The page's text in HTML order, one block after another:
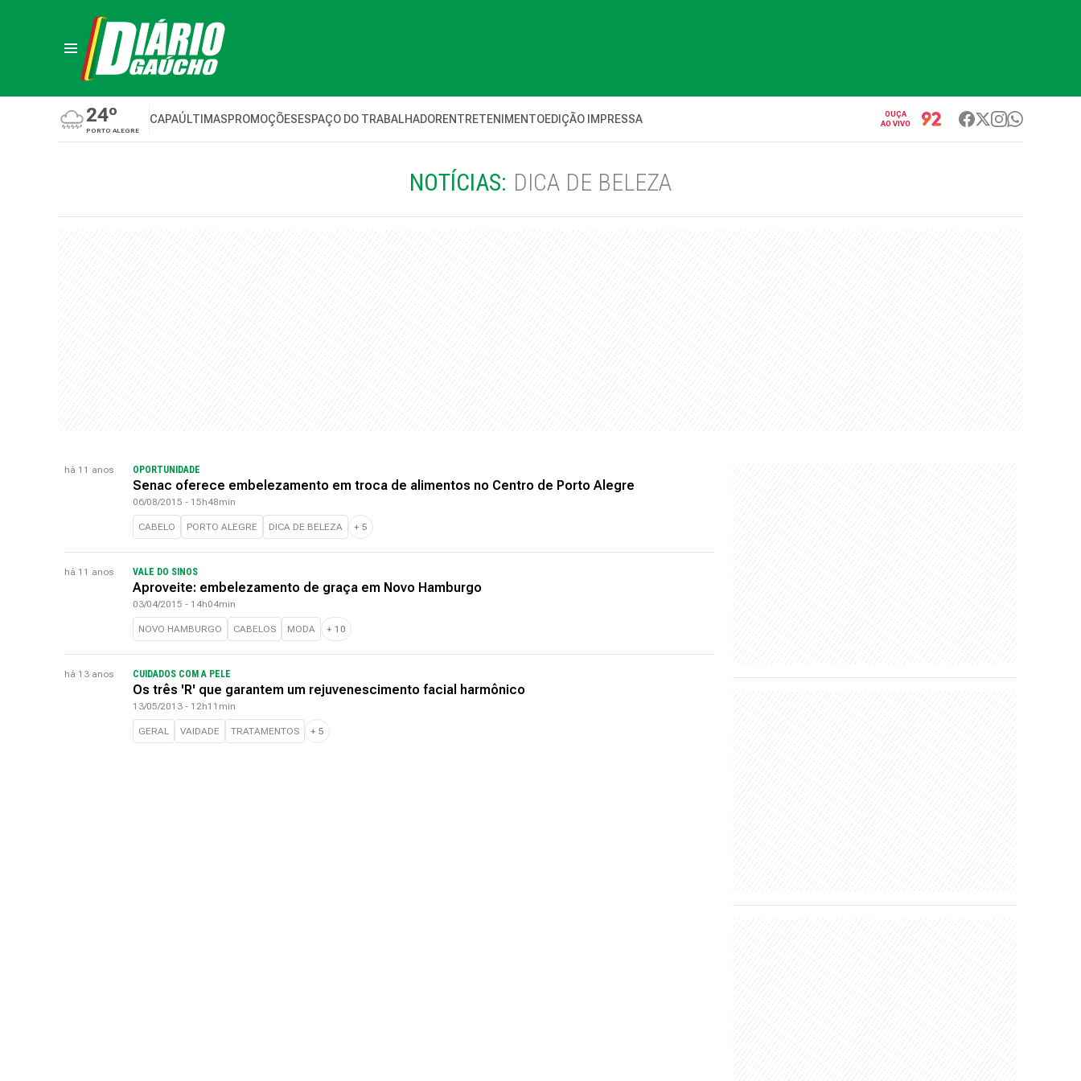
24º
PORTO ALEGRE
CAPAÚLTIMASPROMOÇÕESESPAÇO DO TRABALHADORENTRETENIMENTOEDIÇÃO IMPRESSA
OUÇA
AO VIVO
NOTÍCIAS: DICA DE BELEZA
há 11 anos OPORTUNIDADE
Senac oferece embelezamento em troca de alimentos no Centro de Porto Alegre
06/08/2015 - 15h48min
CABELO PORTO ALEGRE DICA DE BELEZA + 5
há 11 anos VALE DO SINOS
Aproveite: embelezamento de graça em Novo Hamburgo
03/04/2015 - 14h04min
NOVO HAMBURGO CABELOS MODA + 10
há 13 anos CUIDADOS COM A PELE
Os três 'R' que garantem um rejuvenescimento facial harmônico
13/05/2013 - 12h11min
GERAL VAIDADE TRATAMENTOS + 5